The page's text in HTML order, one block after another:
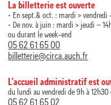
La billetterie est ouverte
• En sept.& oct. : mardi >
• De nov. à juin : mardi > jeudi –
ou durant le week-end
05 62 61 65 00
billetterie@circa.auch.fr
L’accueil administratif est
du lundi au vendredi de 9h à 12h30
05 62 61 65 02